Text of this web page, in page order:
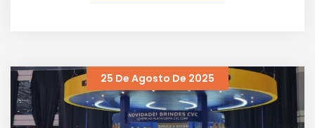
25 De Agosto De 2025